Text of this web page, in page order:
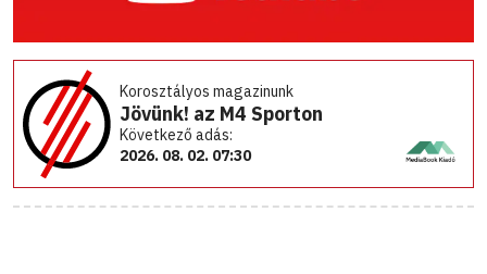
Korosztályos magazinunk
Jövünk! az M4 Sporton
Következő adás:
2026. 08. 02. 07:30